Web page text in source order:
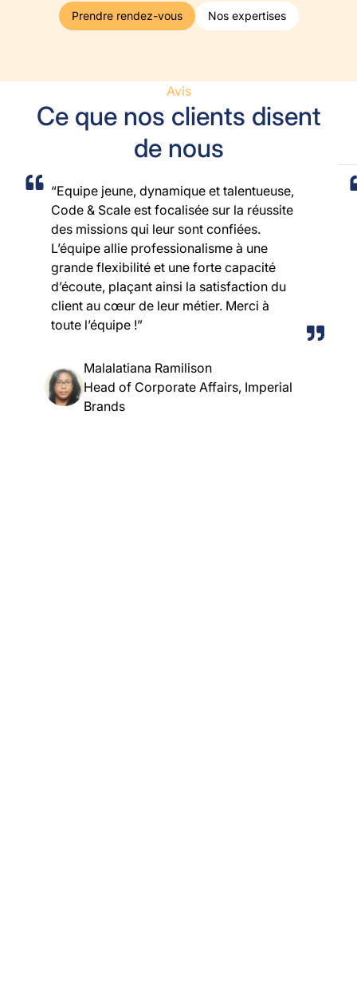
Prendre rendez-vous Nos expertises
Avis
Ce que nos clients disent
de nous
“Equipe jeune, dynamique et talentueuse,
Code & Scale est focalisée sur la réussite
des missions qui leur sont confiées.
L’équipe allie professionalisme à une
grande flexibilité et une forte capacité
d’écoute, plaçant ainsi la satisfaction du
client au cœur de leur métier. Merci à
toute l’équipe !”
Malalatiana Ramilison
Head of Corporate Affairs, Imperial
Brands